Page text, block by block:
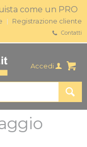
come un PRO
Registrazione cliente
Contatti
Accedi